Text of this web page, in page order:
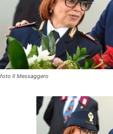
foto Il Messaggero